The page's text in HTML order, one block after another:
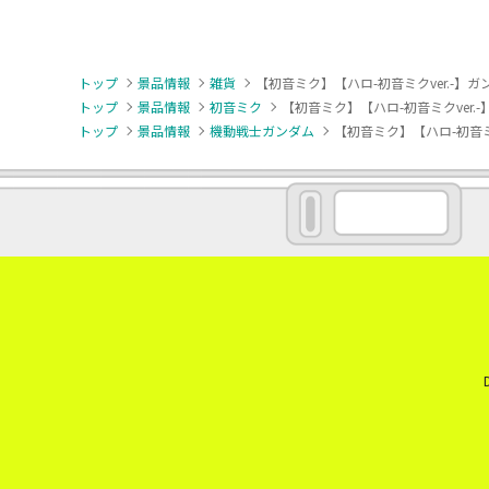
トップ 景品情報 雑貨
【初音ミク】【ハロ-初音ミクver.-】
トップ
景品情報 初音ミク
【初音ミク】【ハロ-初音ミク
トップ
景品情報 機動戦士ガンダム 【初音ミク】【ハロ-初